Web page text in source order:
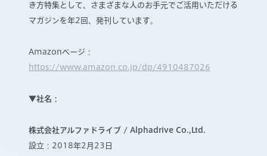
き方特集として、さまざまな人のお手元でご活用いただける
マガジンを年2回、発刊しています。
Amazonページ：
https://www.amazon.co.jp/dp/4910487026
▼社名：
株式会社アルファドライブ / Alphadrive Co.,Ltd.
設立：2018年2月23日